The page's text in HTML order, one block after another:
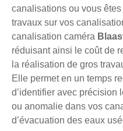
canalisations ou vous
travaux sur vos
canalisation caméra
réduisant ainsi le coût de
la réalisation de gros
Elle permet en un temps
d’identifier avec précision
ou anomalie dans vos
d’évacuation des eaux